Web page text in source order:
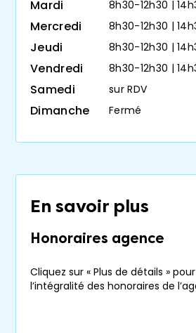
versement de la rente peut
personnes âgées
sereinement leur
L’acquéreur d’unviager libre
signature de la vente
logement ou lemettre en
La vente à terme,
variante méconnue
transaction immobilière«
s’en différencie par ses
Mardi 8h30-12h30 |
Mercredi 8h30-12h30 |
Jeudi 8h30-12h30 |
Vendredi 8h30-12h30 |
Samedi sur RDV
Dimanche Fermé
En savoir plus
Honoraires agence
Cliquez sur « Plus de détails »
l’intégralité des honoraires de